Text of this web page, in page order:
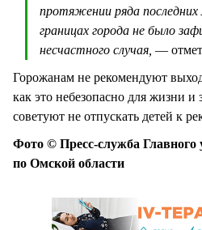
протяжении ряда
границах города не было
несчастного случая, —
Горожанам не рекомендуют
как это небезопасно для жизни и
советуют не отпускать детей к
Фото © Пресс-служба
по Омской области